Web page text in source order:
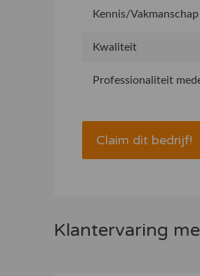
Kennis/Vakmanschap
Kwaliteit
Professionaliteit
Claim dit bedrijf!
Klantervaring